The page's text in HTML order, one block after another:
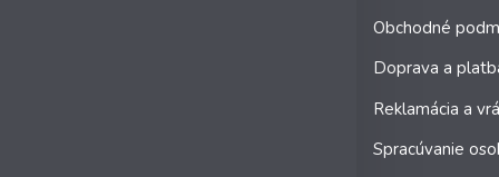
Obchodné
Doprava a
Reklamácia a
Spracúvanie